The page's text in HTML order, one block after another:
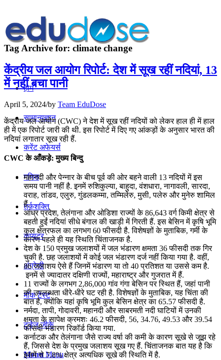
होम
सामान्यज्ञान
करेंट अफेयर्स
गणित
तर्कशक्ति
कंप्यूटर
अंग्रेजी
मॉक टेस्ट
टुडेज जीके
Menu Menu
Tag Archive for: climate change
केंद्रीय जल आयोग रिपोर्ट: देश में सूख रहीं नदियां, 13
में नहीं बचा पानी
April 5, 2024/by Team EduDose
केंद्रीय जल आयोग (CWC) ने देश में सूख रहीं नदियों को लेकर हाल ही में हाल
ही में एक रिपोर्ट जारी की थी. इस रिपोर्ट में दिए गए आंकड़ों के अनुसार भारत की
नदियां लगातार सूख रही हैं.
CWC के आँकड़े: मुख्य बिन्दु
महानदी और पेन्नार के बीच पूर्व की ओर बहने वाली 13 नदियों में इस
समय पानी नहीं है. इनमें रुशिकुल्या, बाहुदा, वंशधारा, नागावली, सारदा,
वराह, तांडव, एलुरु, गुंडलकम्मा, तम्मिलेरु, मुसी, पलेरु और मुनेरु शामिल
हैं.
आंध्र प्रदेश, तेलंगाना और ओडिशा राज्यों के 86,643 वर्ग किमी क्षेत्र से
बहती हुईं नदियां सीधे बंगाल की खाड़ी में गिरती हैं. इस बेसिन में कृषि भूमि
कुल क्षेत्रफल का लगभग 60 फीसदी है. विशेषज्ञों के मुताबिक, गर्मी के
कारण पहले ही यह स्थिति चिंताजनक है.
देश के 150 प्रमुख जलाशयों में जल भंडारण क्षमता 36 फीसदी तक गिर
चुकी है. छह जलाशयों में कोई जल भंडारण दर्ज नहीं किया गया है. वहीं,
86 जलाशय ऐसे हैं जिनमें भंडारण या तो 40 प्रतिशत या उससे कम है.
इनमें से ज्यादातर दक्षिणी राज्यों, महाराष्ट्र और गुजरात में हैं.
11 राज्यों के लगभग 2,86,000 गांव गंगा बेसिन पर स्थित हैं, जहां पानी
की उपलब्धता धीरे-धीरे घट रही है. विशेषज्ञों के मुताबिक, यह चिंता की
बात है, क्योंकि यहां कृषि भूमि कुल बेसिन क्षेत्र का 65.57 फीसदी है.
नर्मदा, तापी, गोदावरी, महानदी और साबरमती नदी घाटियों में उनकी
क्षमता के सापेक्ष क्रमशः 46.2 फीसदी, 56, 34.76, 49.53 और 39.54
फीसदी भंडारण रिकॉर्ड किया गया.
कर्नाटक और तेलंगाना जैसे राज्य वर्षा की कमी के कारण सूखे से जूझ रहे
हैं, जिससे देश के प्रमुख जलाशय सूख गए हैं. चिंताजनक बात यह है कि
इसमें से 7.8% क्षेत्र अत्यधिक सूखे की स्थिति में है.